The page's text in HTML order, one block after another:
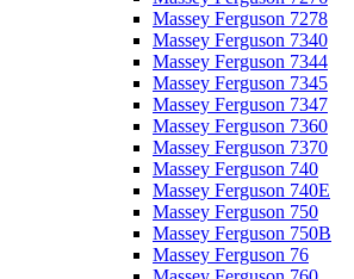
Massey Ferguson 7278
Massey Ferguson 7340
Massey Ferguson 7344
Massey Ferguson 7345
Massey Ferguson 7347
Massey Ferguson 7360
Massey Ferguson 7370
Massey Ferguson 740
Massey Ferguson 740E
Massey Ferguson 750
Massey Ferguson 750B
Massey Ferguson 76